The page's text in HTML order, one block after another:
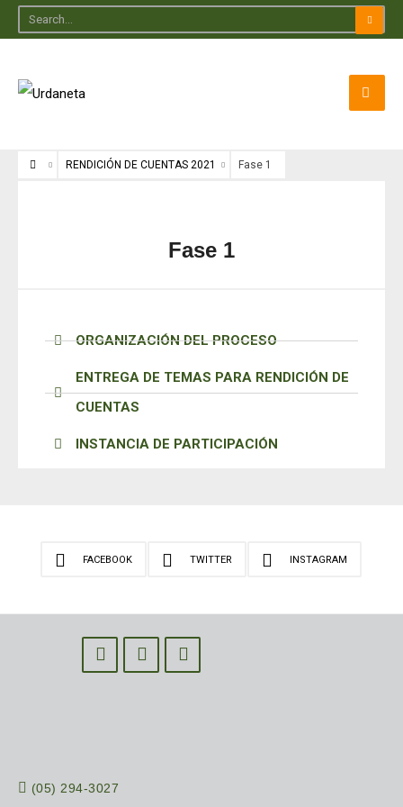
RENDICIÓN DE CUENTAS 2021 Fase 1
Fase 1
ORGANIZACIÓN DEL PROCESO
ENTREGA DE TEMAS PARA RENDICIÓN DE
CUENTAS
INSTANCIA DE PARTICIPACIÓN
FACEBOOK TWITTER INSTAGRAM
(05) 294-3027